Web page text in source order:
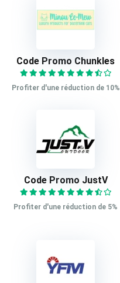
Code Promo Chunkles
Profiter d'une réduction de 10%
Code Promo JustV
Profiter d'une réduction de 5%